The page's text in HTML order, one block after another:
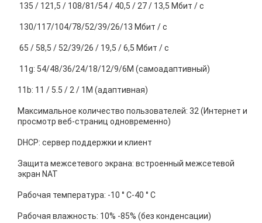
135 / 121,5 / 108/81/54 / 40,5 / 27 / 13,5 Мбит / с
130/117/104/78/52/39/26/13 Мбит / с
65 / 58,5 / 52/39/26 / 19,5 / 6,5 Мбит / с
11g: 54/48/36/24/18/12/9/6M (самоадаптивный)
11b: 11 / 5.5 / 2 / 1M (адаптивная)
Максимальное количество пользователей: 32 (Интернет и
просмотр веб-страниц одновременно)
DHCP: сервер поддержки и клиент
Защита межсетевого экрана: встроенный межсетевой
экран NAT
Рабочая температура: -10 ° C-40 ° C
Рабочая влажность: 10% -85% (без конденсации)